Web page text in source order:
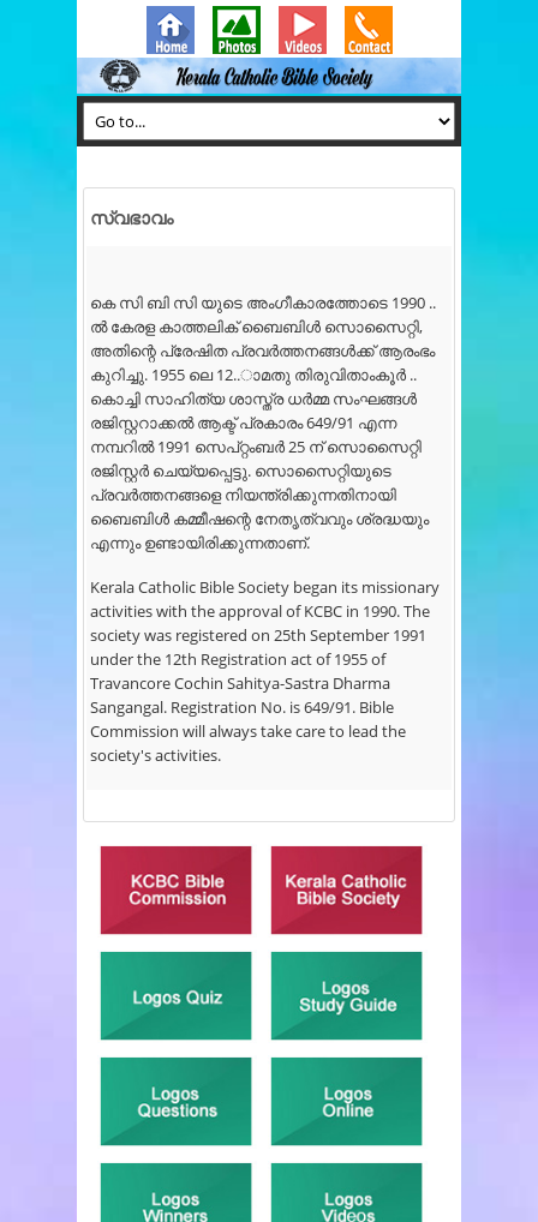
സ്വഭാവം
കെ സി ബി സി യുടെ അംഗീകാരത്തോടെ 1990 ..
ൽ കേരള കാത്തലിക് ബൈബിൾ സൊസൈറ്റി,
അതിന്റെ പ്രേഷിത പ്രവർത്തനങ്ങൾക്ക് ആരംഭം
കുറിച്ചു. 1955 ലെ 12..ാമതു തിരുവിതാംകൂർ ..
കൊച്ചി സാഹിത്യ ശാസ്ത്ര ധർമ്മ സംഘങ്ങൾ
രജിസ്റ്ററാക്കൽ ആക്ട് പ്രകാരം 649/91 എന്ന
നമ്പറിൽ 1991 സെപ്റ്റംബർ 25 ന് സൊസൈറ്റി
രജിസ്റ്റർ ചെയ്യപ്പെട്ടു. സൊസൈറ്റിയുടെ
പ്രവർത്തനങ്ങളെ നിയന്ത്രിക്കുന്നതിനായി
ബൈബിൾ കമ്മീഷന്റെ നേതൃത്വവും ശ്രദ്ധയും
എന്നും ഉണ്ടായിരിക്കുന്നതാണ്.
Kerala Catholic Bible Society began its missionary
activities with the approval of KCBC in 1990. The
society was registered on 25th September 1991
under the 12th Registration act of 1955 of
Travancore Cochin Sahitya-Sastra Dharma
Sangangal. Registration No. is 649/91. Bible
Commission will always take care to lead the
society's activities.